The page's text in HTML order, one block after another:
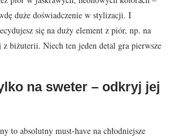
duże doświadczenie w stylizacji. I
się na duży element z piór, np. na
z biżuterii. Niech ten jeden detal gra pierwsze
na sweter – odkryj jej
to absolutny must-have na chłodniejsze